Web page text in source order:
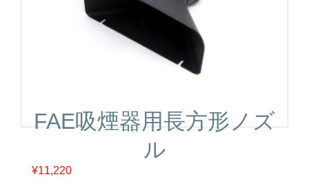
FAE吸煙器用長方形ノズ
ル
¥11,220